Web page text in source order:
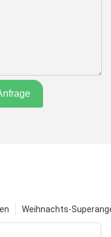
Weihnachts-